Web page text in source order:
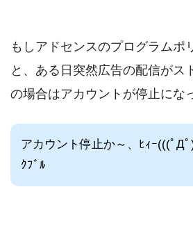
もしアドセンスのプログラムポ
と、ある日突然広告の配信がス
の場合はアカウントが停止にな
アカウント停止か～、ﾋｨｰ(((ﾟДﾟ
ｸﾌﾞﾙ